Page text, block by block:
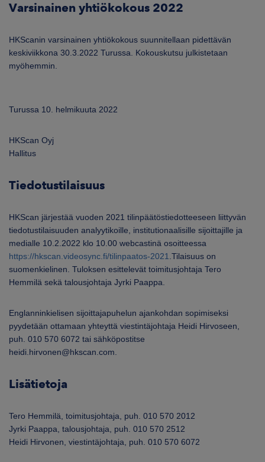
Varsinainen yhtiökokous 2022
HKScanin varsinainen yhtiökokous suunnitellaan pidettävän
keskiviikkona 30.3.2022 Turussa. Kokouskutsu julkistetaan
myöhemmin.
Turussa 10. helmikuuta 2022
HKScan Oyj
Hallitus
Tiedotustilaisuus
HKScan järjestää vuoden 2021 tilinpäätöstiedotteeseen liittyvän
tiedotustilaisuuden analyytikoille, institutionaalisille sijoittajille ja
medialle 10.2.2022 klo 10.00 webcastinä osoitteessa
https://hkscan.videosync.fi/tilinpaatos-2021 .Tilaisuus on
suomenkielinen. Tuloksen esittelevät toimitusjohtaja Tero
Hemmilä sekä talousjohtaja Jyrki Paappa.
Englanninkielisen sijoittajapuhelun ajankohdan sopimiseksi
pyydetään ottamaan yhteyttä viestintäjohtaja Heidi Hirvoseen,
puh. 010 570 6072 tai sähköpostitse
heidi.hirvonen@hkscan.com.
Lisätietoja
Tero Hemmilä, toimitusjohtaja, puh. 010 570 2012
Jyrki Paappa, talousjohtaja, puh. 010 570 2512
Heidi Hirvonen, viestintäjohtaja, puh. 010 570 6072